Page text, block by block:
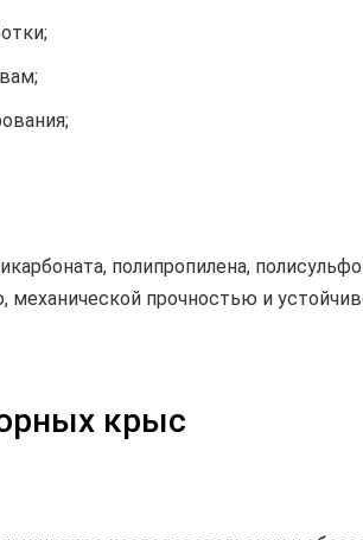
полипропилена,
прочностью и
крыс